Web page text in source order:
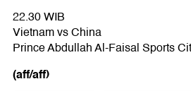
22.30 WIB
Vietnam vs China
Prince Abdullah Al-Faisal Sports
(aff/aff)